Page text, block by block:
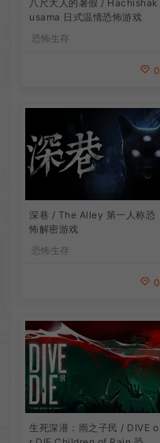
八尺大人的暑假 / Hachishak
usama 日式温情恐怖游戏
恐怖生存
0
深巷 / The Alley 第一人称恐
怖解密游戏
恐怖生存
0
生死深潜：雨之子民 / DIVE o